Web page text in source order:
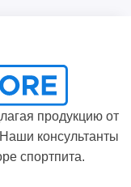
продукцию от
консультанты
спортпита.